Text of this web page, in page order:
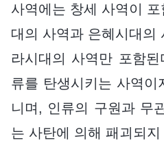
사역에는 창세 사역이
대의 사역과 은혜시대의
라시대의 사역만 포함
류를 탄생시키는 사역
니며, 인류의 구원과 무
는 사탄에 의해 패괴되